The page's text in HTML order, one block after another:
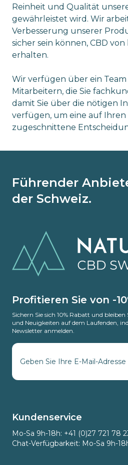
Reinheit und Qualität
gewährleistet wird. Wir
Verbesserung unserer
sicher sein können, CBD
erhalten.
Wir verfügen über ein
Mitarbeitern, die Sie
damit Sie über die nötigen
verfügen, um eine auf Ihren
zugeschnittene
Führender
der Schweiz.
Profitieren Sie von -
Sichern Sie sich 10% Rabatt und
und Neuigkeiten auf dem Laufenden,
Newsletter anmelden.
Kundenservice
Mo-Sa 9h-18h: +41 (0)27 721 78
Chat-Verfügbarkeit: Mo-Sa 9h-